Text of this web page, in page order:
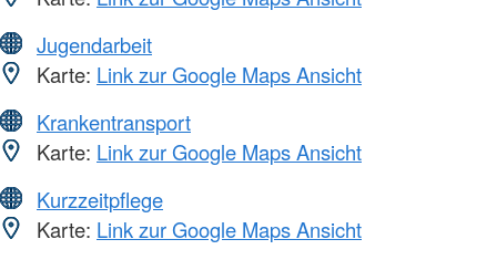
Jugendarbeit
Karte: Link zur Google Maps Ansicht
Krankentransport
Karte: Link zur Google Maps Ansicht
Kurzzeitpflege
Karte: Link zur Google Maps Ansicht